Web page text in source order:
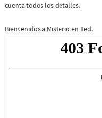
cuenta todos los detalles.
Bienvenidos a Misterio en Red.